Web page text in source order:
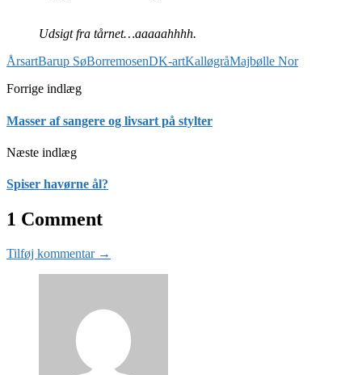
Udsigt fra tårnet…aaaaahhhh.
ÅrsartBarup SøBorremosenDK-artKalløgråMajbølle Nor
Forrige indlæg
Masser af sangere og livsart på stylter
Næste indlæg
Spiser havørne ål?
1 Comment
Tilføj kommentar →